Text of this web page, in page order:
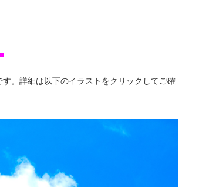
■
。詳細は以下のイラストをクリックしてご確